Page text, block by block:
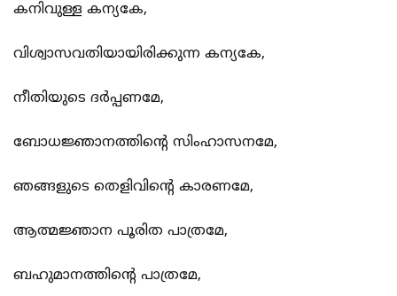
കനിവുള്ള കന്യകേ,
വിശ്വാസവതിയായിരിക്കുന്ന കന്യകേ,
നീതിയുടെ ദര്‍പ്പണമേ,
ബോധജ്ഞാനത്തിന്‍റെ സിംഹാസനമേ,
ഞങ്ങളുടെ തെളിവിന്‍റെ കാരണമേ,
ആത്മജ്ഞാന പൂരിത പാത്രമേ,
ബഹുമാനത്തിന്‍റെ പാത്രമേ,